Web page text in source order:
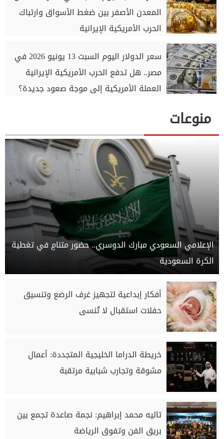
المعدن الأصفر بين ضغط الأسواق وارتباك
الحرب الأمريكية الإيرانية
سعر الدولار اليوم السبت 13 يونيو 2026 في
مصر.. هل تدفع الحرب الأمريكية الإيرانية
العملة الأمريكية إلى موجة صعود جديدة؟
منوعات
الإعلامي السعودي مبارك الدوسري.. حضور متنامٍ في تغطية
الكرة السعودية
أفكار إبداعية لتجهيز غرف الرضع وتنسيق
حفلات استقبال لا تُنسى
خريطة الدراما الخليجية المتجددة: أعمال
مشوقة وتجارب شبابية مرتقبة
تاليه محمد إبراهيم: نجمة صاعدة تجمع بين
بريق الفن وتفوق الرياضة